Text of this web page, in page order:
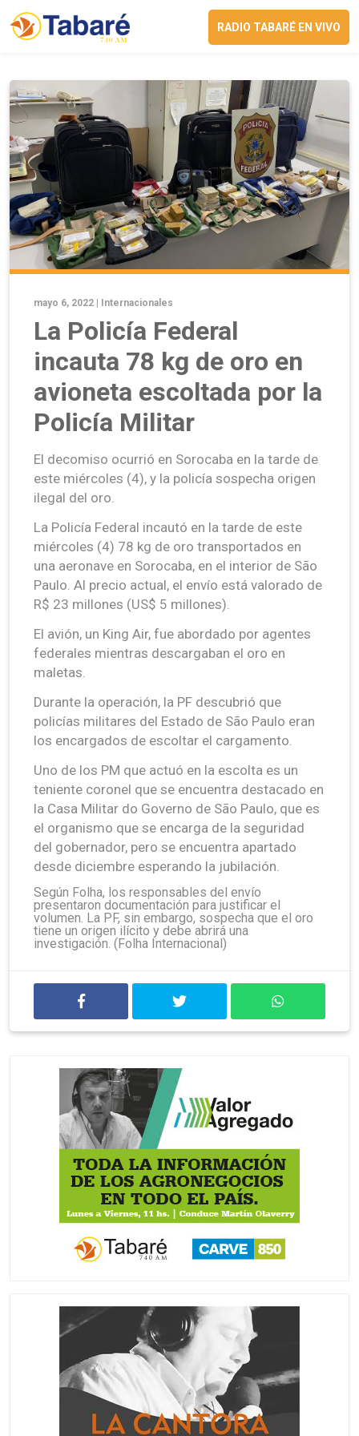
RADIO TABARÉ EN VIVO
mayo 6, 2022 | Internacionales
La Policía Federal
incauta 78 kg de oro en
avioneta escoltada por la
Policía Militar
El decomiso ocurrió en Sorocaba en la tarde de
este miércoles (4), y la policía sospecha origen
ilegal del oro.
La Policía Federal incautó en la tarde de este
miércoles (4) 78 kg de oro transportados en
una aeronave en Sorocaba, en el interior de São
Paulo. Al precio actual, el envío está valorado de
R$ 23 millones (US$ 5 millones).
El avión, un King Air, fue abordado por agentes
federales mientras descargaban el oro en
maletas.
Durante la operación, la PF descubrió que
policías militares del Estado de São Paulo eran
los encargados de escoltar el cargamento.
Uno de los PM que actuó en la escolta es un
teniente coronel que se encuentra destacado en
la Casa Militar do Governo de São Paulo, que es
el organismo que se encarga de la seguridad
del gobernador, pero se encuentra apartado
desde diciembre esperando la jubilación.
Según Folha, los responsables del envío
presentaron documentación para justificar el
volumen. La PF, sin embargo, sospecha que el oro
tiene un origen ilícito y debe abrirá una
investigación. (Folha Internacional)